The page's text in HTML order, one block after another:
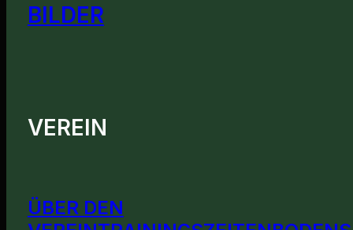
BILDER
VEREIN
ÜBER DEN